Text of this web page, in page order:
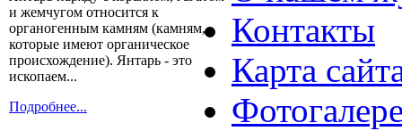
и жемчугом относится к
органогенным камням (камням,
которые имеют органическое
происхождение). Янтарь - это
ископаем...
Подробнее...
Контакты
Карта